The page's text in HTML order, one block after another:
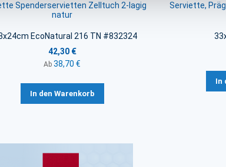
Spenderservietten Zelltuch 2-lagig
natur
EcoNatural 216 TN #832324
42,30 €
Ab 38,70 €
In den Warenkorb
Serviette,
In